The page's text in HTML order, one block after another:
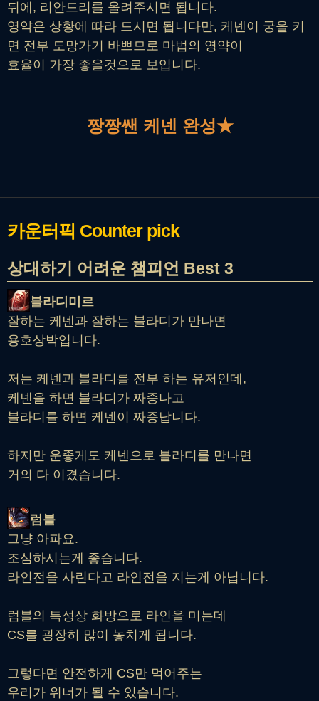
뒤에, 리안드리를 올려주시면 됩니다.
영약은 상황에 따라 드시면 됩니다만, 케넨이 궁을 키
면 전부 도망가기 바쁘므로 마법의 영약이
효율이 가장 좋을것으로 보입니다.
짱짱쌘 케넨 완성★
카운터픽 Counter pick
상대하기 어려운 챔피언 Best 3
블라디미르
잘하는 케넨과 잘하는 블라디가 만나면
용호상박입니다.
저는 케넨과 블라디를 전부 하는 유저인데,
케넨을 하면 블라디가 짜증나고
블라디를 하면 케넨이 짜증납니다.
하지만 운좋게도 케넨으로 블라디를 만나면
거의 다 이겼습니다.
럼블
그냥 아파요.
조심하시는게 좋습니다.
라인전을 사린다고 라인전을 지는게 아닙니다.
럼블의 특성상 화방으로 라인을 미는데
CS를 굉장히 많이 놓치게 됩니다.
그렇다면 안전하게 CS만 먹어주는
우리가 위너가 될 수 있습니다.